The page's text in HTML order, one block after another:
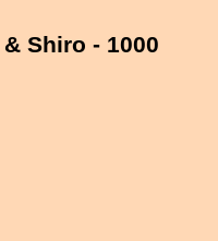
Shiro - 1000